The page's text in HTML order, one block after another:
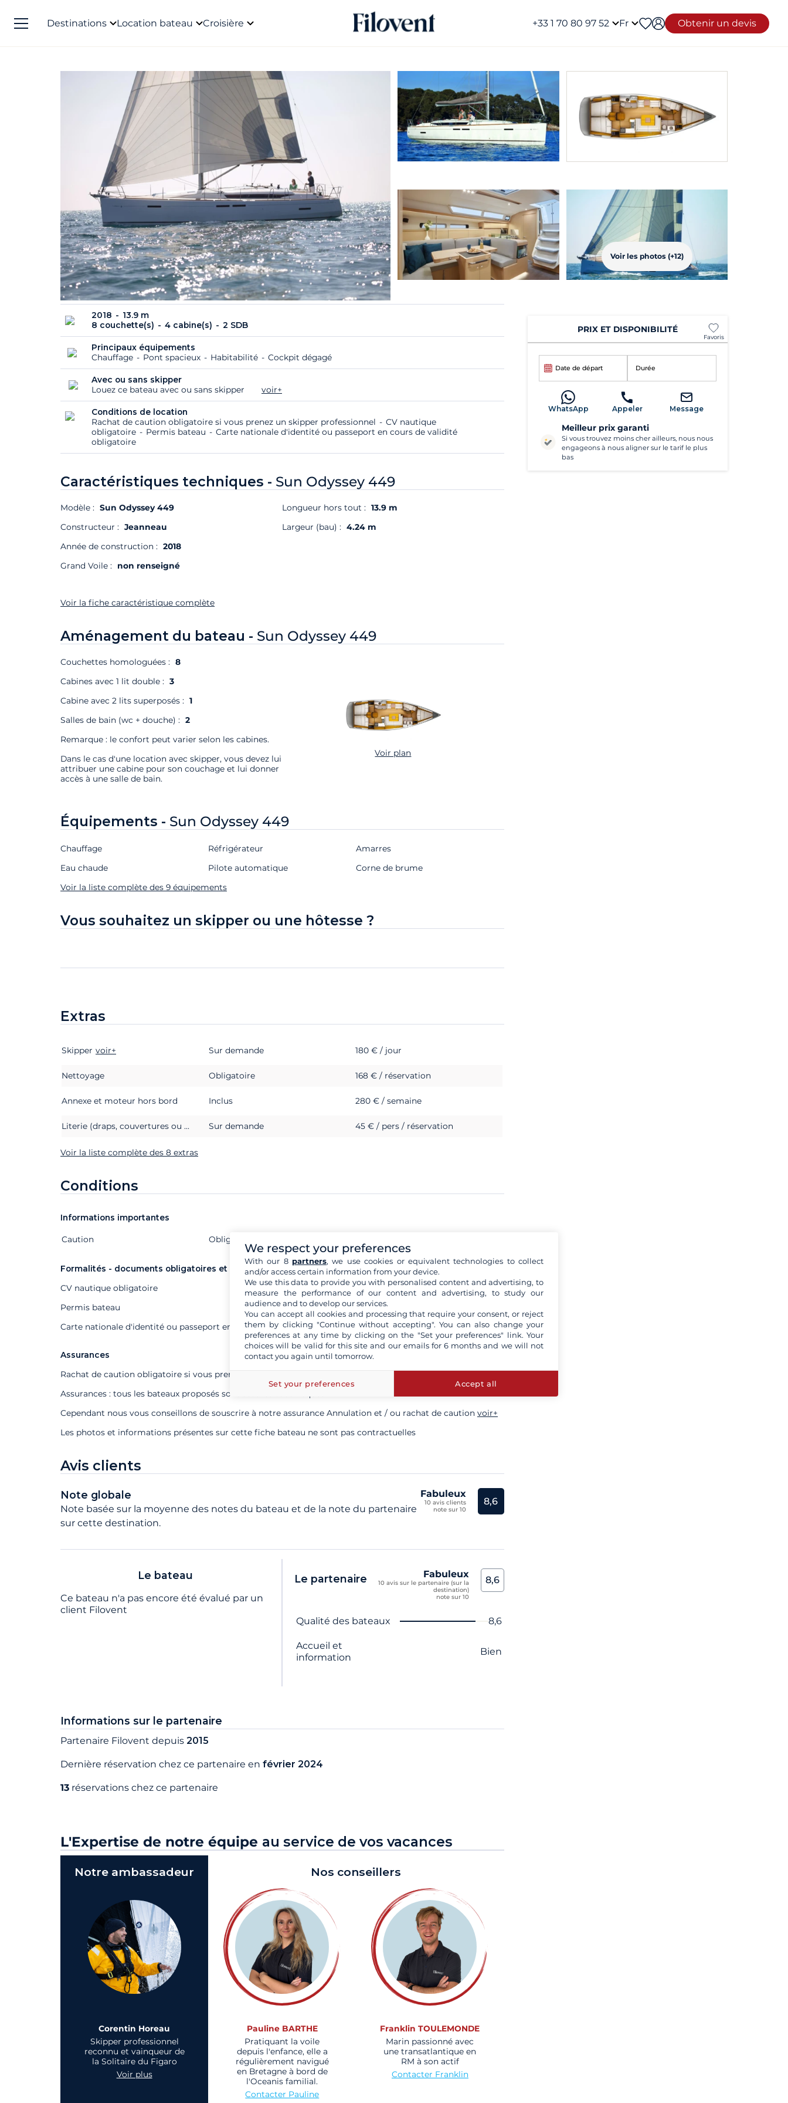
Destinations Location bateau Croisière +33 1 70 80 97 52 Fr Obtenir un devis
Voir les photos (+12)
2018
13.9 m
8 couchette(s)
4 cabine(s) 2 SDB
Principaux équipements
Chauffage
Pont spacieux Habitabilité Cockpit dégagé
Avec ou sans skipper
Louez ce bateau avec ou sans skipper
voir+
Conditions de location
Rachat de caution obligatoire si vous prenez un skipper professionnel
CV nautique
obligatoire
Permis bateau
Carte nationale d'identité ou passeport en cours de validité
obligatoire
Caractéristiques techniques - Sun Odyssey 449
Modèle : Sun Odyssey 449
Constructeur : Jeanneau
Année de construction : 2018
Grand Voile : non renseigné
Longueur hors tout : 13.9 m
Largeur (bau) : 4.24 m
Voir la fiche caractéristique complète
Aménagement du bateau - Sun Odyssey 449
Couchettes homologuées : 8
Cabines avec 1 lit double : 3
Cabine avec 2 lits superposés : 1
Salles de bain (wc + douche) : 2
Remarque : le confort peut varier selon les cabines.
Dans le cas d'une location avec skipper, vous devez lui
attribuer une cabine pour son couchage et lui donner
accès à une salle de bain.
Voir plan
Équipements - Sun Odyssey 449
Chauffage
Eau chaude
Réfrigérateur
Pilote automatique
Amarres
Corne de brume
Voir la liste complète des 9 équipements
Vous souhaitez un skipper ou une hôtesse ?
Extras
Extras Statut
Skipper voir+ Sur demande 180 € / jour
Nettoyage Obligatoire 168 € / réservation
Annexe et moteur hors bord Inclus 280 € / semaine
Literie (draps, couvertures ou couettes, oreillers et taies d'oreillers) Sur demande 45 € / pers / réservation
Voir la liste complète des 8 extras
Conditions
Informations importantes
Extras Statut
Caution Obligatoire
Formalités - documents obligatoires et autres
CV nautique obligatoire
Permis bateau
Carte nationale d'identité ou passeport en cours de validité obligatoire
Assurances
Rachat de caution obligatoire si vous prenez un skipper professionnel
Assurances : tous les bateaux proposés sont assurés tous risques
Cependant nous vous conseillons de souscrire à notre assurance Annulation et / ou rachat de caution voir+
Les photos et informations présentes sur cette fiche bateau ne sont pas contractuelles
Avis clients
Note globale
Note basée sur la moyenne des notes du bateau et de la note du partenaire
sur cette destination.
Fabuleux
10 avis clients
note sur 10
8,6
Le bateau
Ce bateau n'a pas encore été évalué par un
client Filovent
Le partenaire Fabuleux
10 avis sur le partenaire (sur la
destination)
note sur 10
8,6
Nom du critère Note
Qualité des bateaux 8,6
Accueil et
information
Bien
Informations sur le partenaire
Partenaire Filovent depuis 2015
Dernière réservation chez ce partenaire en février 2024
13 réservations chez ce partenaire
L'Expertise de notre équipe au service de vos vacances
Notre ambassadeur
Corentin Horeau
Skipper professionnel
reconnu et vainqueur de
la Solitaire du Figaro
Voir plus
Nos conseillers
Pauline BARTHE
Pratiquant la voile
depuis l'enfance, elle a
régulièrement navigué
en Bretagne à bord de
l'Oceanis familial.
Contacter Pauline
Franklin TOULEMONDE
Marin passionné avec
une transatlantique en
RM à son actif
Contacter Franklin
PRIX ET DISPONIBILITÉ
Favoris
Date de départ Durée
WhatsApp Appeler Message
Meilleur prix garanti
Si vous trouvez moins cher ailleurs, nous nous
engageons à nous aligner sur le tarif le plus
bas
We respect your preferences
With our 8 partners, we use cookies or equivalent technologies to collect
and/or access certain information from your device.
We use this data to provide you with personalised content and advertising, to
measure the performance of our content and advertising, to study our
audience and to develop our services.
You can accept all cookies and processing that require your consent, or reject
them by clicking "Continue without accepting". You can also change your
preferences at any time by clicking on the "Set your preferences" link. Your
choices will be valid for this site and our emails for 6 months and we will not
contact you again until tomorrow.
Set your preferences Accept all